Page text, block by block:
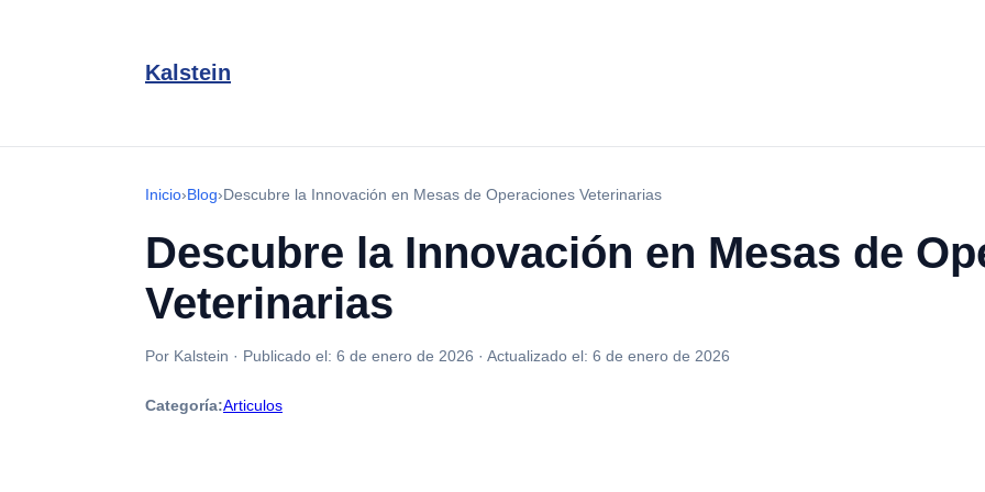
Kalstein
Inicio›Blog›Descubre la Innovación en Mesas de Operaciones Veterinarias
Descubre la Innovación en Mesas de
Veterinarias
Por Kalstein · Publicado el: 6 de enero de 2026 · Actualizado el: 6 de enero de 2026
Categoría:Articulos